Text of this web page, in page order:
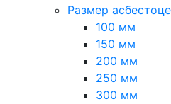
Размер
100 мм
150 мм
200 мм
250 мм
300 мм